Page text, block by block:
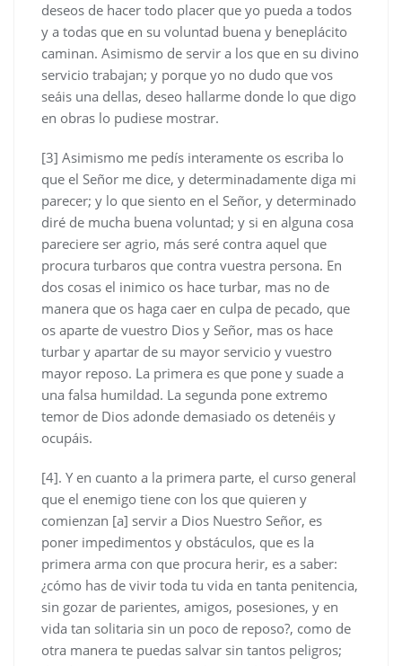
deseos de hacer todo placer que yo pueda a todos
y a todas que en su voluntad buena y beneplácito
caminan. Asimismo de servir a los que en su divino
servicio trabajan; y porque yo no dudo que vos
seáis una dellas, deseo hallarme donde lo que digo
en obras lo pudiese mostrar.
[3] Asimismo me pedís interamente os escriba lo
que el Señor me dice, y determinadamente diga mi
parecer; y lo que siento en el Señor, y determinado
diré de mucha buena voluntad; y si en alguna cosa
pareciere ser agrio, más seré contra aquel que
procura turbaros que contra vuestra persona. En
dos cosas el inimico os hace turbar, mas no de
manera que os haga caer en culpa de pecado, que
os aparte de vuestro Dios y Señor, mas os hace
turbar y apartar de su mayor servicio y vuestro
mayor reposo. La primera es que pone y suade a
una falsa humildad. La segunda pone extremo
temor de Dios adonde demasiado os detenéis y
ocupáis.
[4]. Y en cuanto a la primera parte, el curso general
que el enemigo tiene con los que quieren y
comienzan [a] servir a Dios Nuestro Señor, es
poner impedimentos y obstáculos, que es la
primera arma con que procura herir, es a saber:
¿cómo has de vivir toda tu vida en tanta penitencia,
sin gozar de parientes, amigos, posesiones, y en
vida tan solitaria sin un poco de reposo?, como de
otra manera te puedas salvar sin tantos peligros;